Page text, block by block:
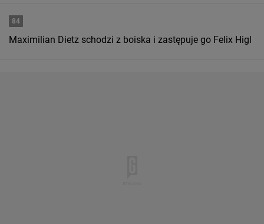
84
Maximilian Dietz schodzi z boiska i zastępuje go Felix Higl